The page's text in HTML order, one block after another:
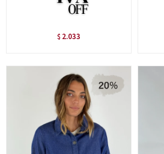
$ 2.033